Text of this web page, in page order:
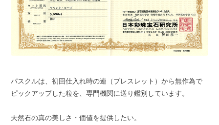
パスクルは、初回仕入れ時の連（ブレスレット）から無作為で
ピックアップした粒を、専門機関に送り鑑別しています。
天然石の真の美しさ・価値を提供したい。